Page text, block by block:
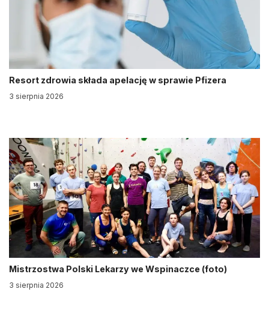
Resort zdrowia składa apelację w sprawie Pfizera
3 sierpnia 2026
Mistrzostwa Polski Lekarzy we Wspinaczce (foto)
3 sierpnia 2026